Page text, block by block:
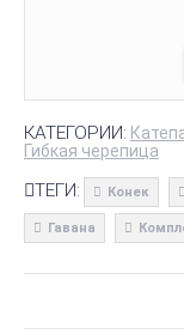
КАТЕГОРИИ:
Гибкая черепица
ТЕГИ: Конек
Гавана